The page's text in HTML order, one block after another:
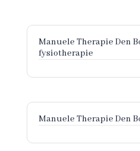
Manuele Therapie Den
fysiotherapie
Manuele Therapie Den